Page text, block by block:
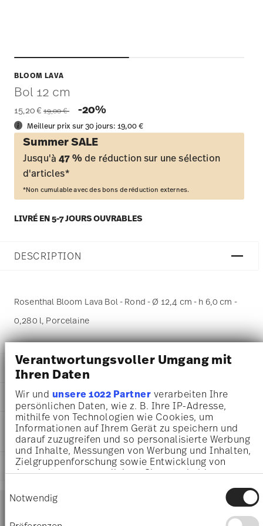
Verantwortungsvoller Umgang mit
Ihren Daten
Wir und unsere 1022 Partnerverarbeiten Ihre
persönlichen Daten, wie z. B. Ihre IP-Adresse,
mithilfe von Technologien wie Cookies, um
Informationen auf Ihrem Gerät zu speichern und
darauf zuzugreifen und so personalisierte Werbung
und Inhalte, Messungen von Werbung und Inhalten,
Zielgruppenforschung sowie Entwicklung von
Angeboten zu ermöglichen. Sie entscheiden
Sie können Ihre Einwilligung jederzeit über die
Cookie-Erklärung oder durch Klicken auf das
Privacy Trigger Symbol ändern oder widerrufen
Notwendig
BLOOM LAVA
Bol 12 cm
15,20 € Price reduced from
19,00 € -20%
Meilleur prix sur 30 jours:19,00 €
Summer SALE
Jusqu'à47 %de réduction sur une sélection
d'articles*
*Non cumulable avec des bons de réduction externes.
LIVRÉ EN 5-7 JOURS OUVRABLES
DESCRIPTION
Rosenthal Bloom Lava Bol - Rond - Ø 12,4 cm - h 6,0 cm -
0,280 l, Porcelaine
DÉTAILS
Bloom
Lava
Porcelaine
Lava
10590-405211-10560
4012438580203
CN
DIMENSIONS
12,40 cm
12,40 cm
12,40 cm
6,00 cm
0.28 l
INSTRUCTIONS D'ENTRETIEN ET DE
SÉCURITÉ
EXPÉDITION ET RETOURS
Footer
Services